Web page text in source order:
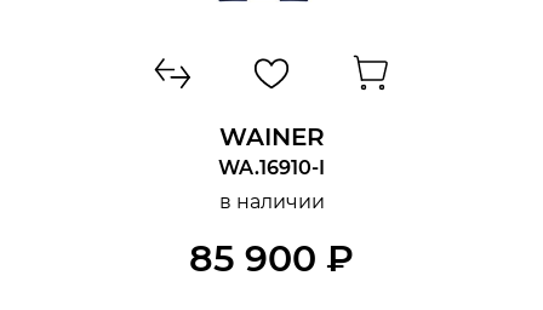
WAINER
WA.16910-I
в наличии
85 900 ₽